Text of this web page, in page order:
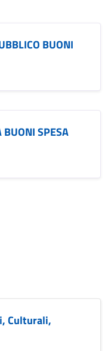
BUONI
BUONI SPESA
Culturali,